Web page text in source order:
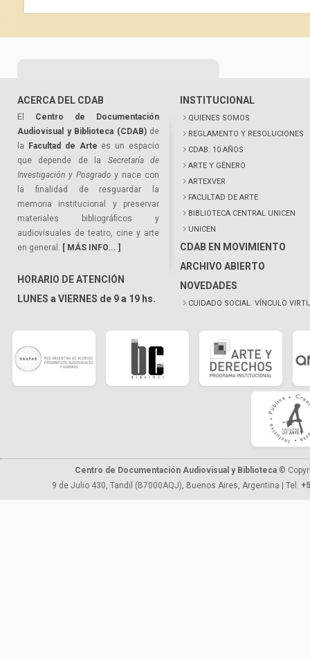
ACERCA DEL CDAB
El Centro de Documentación
Audiovisual y Biblioteca (CDAB)de
la
Facultad de Arte es un espacio
que depende de la Secretaría de
Investigación y Posgrado y nace con
la finalidad de resguardar la
memoria institucional y preservar
materiales bibliográficos y
audiovisuales de teatro, cine y arte
en general. [ MÁS INFO... ]
HORARIO DE ATENCIÓN
LUNES a VIERNES de 9 a 19 hs.
INSTITUCIONAL
QUIENES SOMOS
REGLAMENTO Y RESOLUCIONES
CDAB: 10 AÑOS
ARTE Y GÉNERO
ARTEXVER
FACULTAD DE ARTE
BIBLIOTECA CENTRAL UNICEN
UNICEN
CDAB EN MOVIMIENTO
ARCHIVO ABIERTO
NOVEDADES
CUIDADO SOCIAL. VÍNCULO
Centro de Documentación Audiovisual y Biblioteca ©
9 de Julio 430, Tandil (B7000AQJ), Buenos Aires, Argentina | Tel.